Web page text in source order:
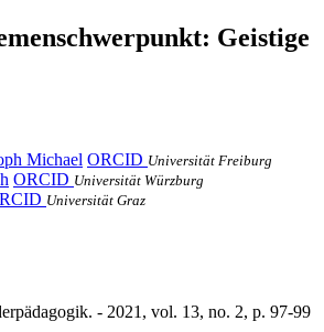
Geistige
Michael ORCID Universität Freiburg
ORCID Universität Würzburg
Universität Graz
- 2021, vol. 13, no. 2, p. 97-99